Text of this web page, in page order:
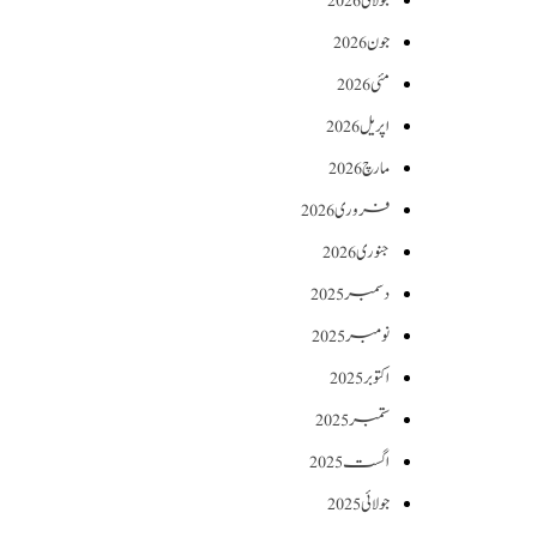
جون 2026
مئی 2026
اپریل 2026
مارچ 2026
فروری 2026
جنوری 2026
دسمبر 2025
نومبر 2025
اکتوبر 2025
ستمبر 2025
اگست 2025
جولائی 2025